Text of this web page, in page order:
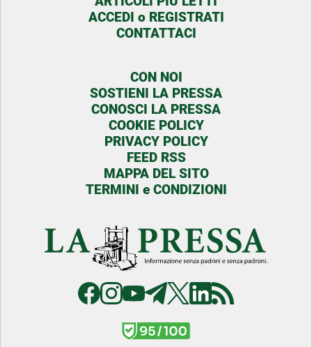
ACCEDI o REGISTRATI
CONTATTACI
CON NOI
SOSTIENI LA PRESSA
CONOSCI LA PRESSA
COOKIE POLICY
PRIVACY POLICY
FEED RSS
MAPPA DEL SITO
TERMINI e CONDIZIONI